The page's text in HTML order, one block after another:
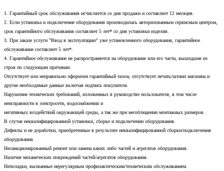
1. Гарантийный срок обслуживания исчисляется со дня продажи и составляет 12 месяцев.
2. Если установка и подключение оборудования производилась авторизованным сервисным центром,
срок гарантийного обслуживания составляет 5 лет* со дня установки изделия.
3. При заказе услуги "Ввод в эксплуатацию" уже установленного оборудования, гарантийное
обслуживание составляет 5 лет*.
4. Гарантийное обслуживание не распространяется на оборудование или его части, вышедшие из
строя по следующим причинам:
Отсутствует или неправильно оформлен гарантийный талон, отсутствует печать/штамп магазина и
другие необходимые данные включая подпись покупателя.
Нарушение технических требований, изложенных в руководстве пользователя, в том числе
неисправности в электросети, водоснабжении и
негативных воздействий окружающей среды, а так же при несоблюдении монтажных размеров.
В случае неквалифицированной установки, сборке и подключении оборудования.
Дефекты и не доработки, приобретенные в результате неквалифицированной сборки/подключения
оборудования.
Несанкционированный ремонт или замена каких либо частей и агрегатов оборудования.
Наличие механических повреждений частей/агрегатов оборудования.
Неполадки, вызванные нерегулярным профилактическим/техническим обслуживанием.